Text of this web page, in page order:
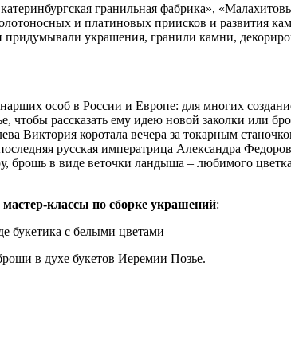
гранильная фабрика»,
и платиновых приисков и развития
украшения, гранили камни,
особ в России и Европе: для многих
чтобы рассказать ему идею новой заколки или
Виктория коротала вечера за токарным
русская императрица Александра
в виде веточки ландыша – любимого
классы по сборке украшений:
букетика с белыми цветами
в духе букетов Иеремии Позье.